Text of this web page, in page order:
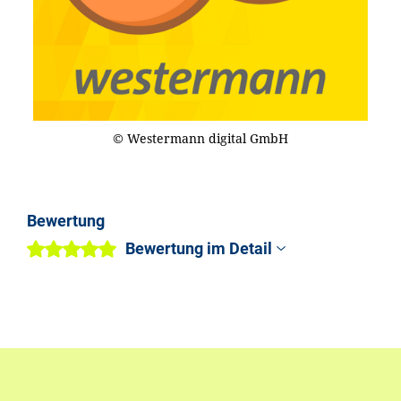
© Westermann digital GmbH
Bewertung
Bewertung im Detail